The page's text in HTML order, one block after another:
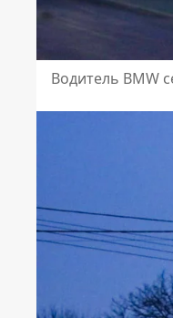
Водитель BMW